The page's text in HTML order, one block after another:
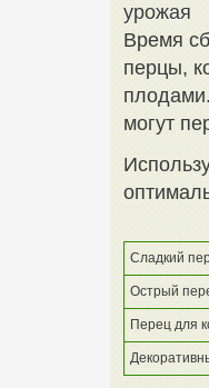
урожая
Время
перцы,
могут
Сладкий
Острый
Перец для